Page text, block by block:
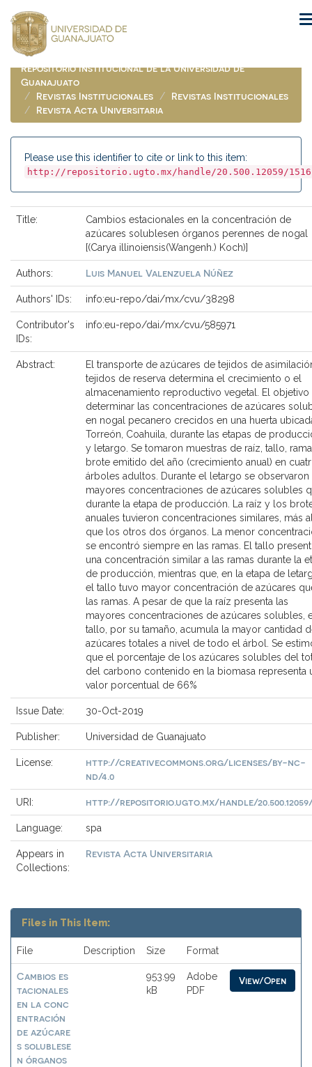
navigation
Repositorio Institucional de la Universidad de
Guanajuato
Revistas Institucionales
Revistas Institucionales
Revista Acta Universitaria
Please use this identifier to cite or link to this item:
http://repositorio.ugto.mx/handle/20.500.12059/1516
Title:
Cambios estacionales en la concentración de
azúcares solublesen órganos perennes de nogal
[(Carya illinoiensis(Wangenh.) Koch)]
Authors: Luis Manuel Valenzuela Núñez
Authors' IDs: info:eu-repo/dai/mx/cvu/38298
Contributor's
IDs:
info:eu-repo/dai/mx/cvu/585971
Abstract:
El transporte de azúcares de tejidos de
tejidos de reserva determina el crecimiento o el
almacenamiento reproductivo vegetal. El objetivo
determinar las concentraciones de azúcares
en nogal pecanero crecidos en una huerta
Torreón, Coahuila, durante las etapas de
y letargo. Se tomaron muestras de raíz, tallo,
brote emitido del año (crecimiento anual) en
árboles adultos. Durante el letargo se observaron
mayores concentraciones de azúcares solubles
durante la etapa de producción. La raíz y los
anuales tuvieron concentraciones similares, más
que los otros dos órganos. La menor
se encontró siempre en las ramas. El tallo
una concentración similar a las ramas durante la
de producción, mientras que, en la etapa de
el tallo tuvo mayor concentración de azúcares
las ramas. A pesar de que la raíz presenta las
mayores concentraciones de azúcares solubles,
tallo, por su tamaño, acumula la mayor cantidad
azúcares totales a nivel de todo el árbol. Se
que el porcentaje de los azúcares solubles del
del carbono contenido en la biomasa representa
valor porcentual de 66%
Issue Date: 30-Oct-2019
Publisher: Universidad de Guanajuato
License:
http://creativecommons.org/licenses/by-nc-
nd/4.0
URI: http://repositorio.ugto.mx/handle/20.500.12059/
Language: spa
Appears in
Collections:
Revista Acta Universitaria
Files in This Item:
File Description Size Format
Cambios es
tacionales
en la conc
entración
de azúcare
s solublese
n órganos
953.99
kB
Adobe
PDF
View/Open